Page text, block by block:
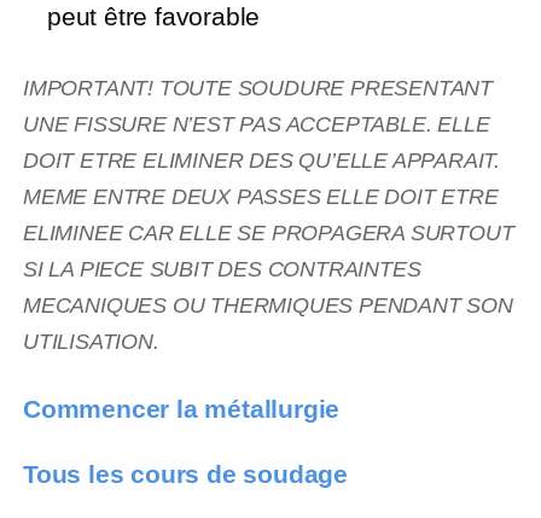
peut être favorable
IMPORTANT! TOUTE SOUDURE PRESENTANT
UNE FISSURE N’EST PAS ACCEPTABLE. ELLE
DOIT ETRE ELIMINER DES QU’ELLE APPARAIT.
MEME ENTRE DEUX PASSES ELLE DOIT ETRE
ELIMINEE CAR ELLE SE PROPAGERA SURTOUT
SI LA PIECE SUBIT DES CONTRAINTES
MECANIQUES OU THERMIQUES PENDANT SON
UTILISATION.
Commencer la métallurgie
Tous les cours de soudage